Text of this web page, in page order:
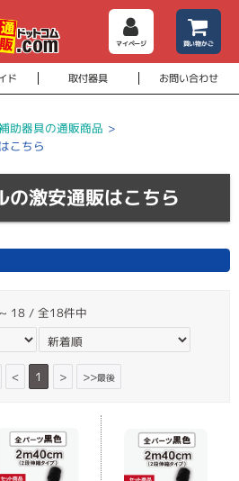
マイページ 買い物かご
ド 取付器具 お問い合わせ
助器具の通販商品 >
こちら
の激安通販はこちら
18 / 全18件中
< 1 > >>最後